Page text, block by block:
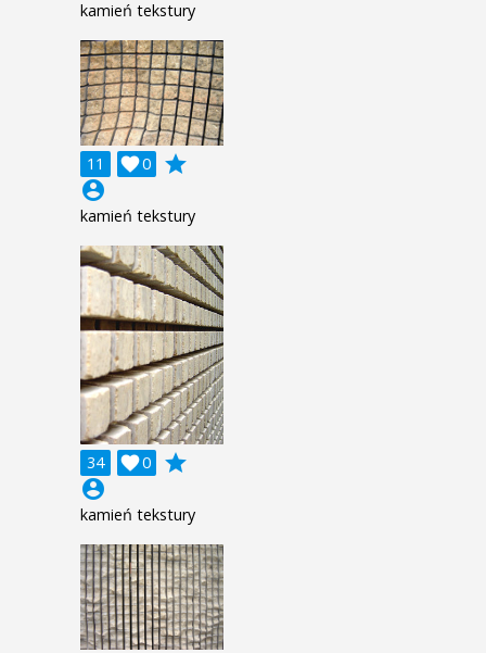
kamień tekstury
11 0

grade
account_circle
kamień tekstury
34 0

grade
account_circle
kamień tekstury